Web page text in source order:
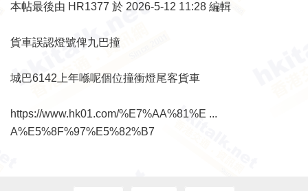
本帖最後由 HR1377 於 2026-5-12 11:28 編輯
貨車誤認燈號俾九巴撞
城巴6142上年喺呢個位撞衝燈尾客貨車
https://www.hk01.com/%E7%AA%81%E ...
A%E5%8F%97%E5%82%B7